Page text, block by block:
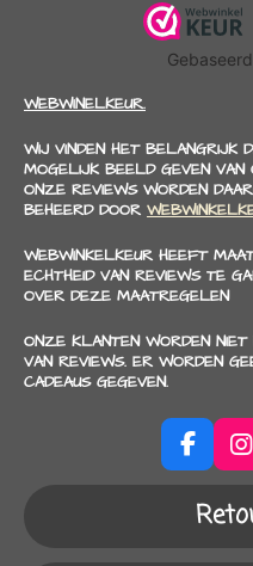
WEBWINELKEUR.
WIJ VINDEN HET BELANGRIJK
MOGELIJK BEELD GEVEN VAN
ONZE REVIEWS WORDEN
BEHEERD DOOR
WEBWINKELKEUR HEEFT
ECHTHEID VAN REVIEWS TE
OVER DEZE MAATREGELEN
ONZE KLANTEN WORDEN
VAN REVIEWS. ER WORDEN
CADEAUS GEGEVEN.
F
a
b
I
n
s
t
a